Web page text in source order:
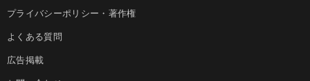
プライバシーポリシー・著作権
よくある質問
広告掲載